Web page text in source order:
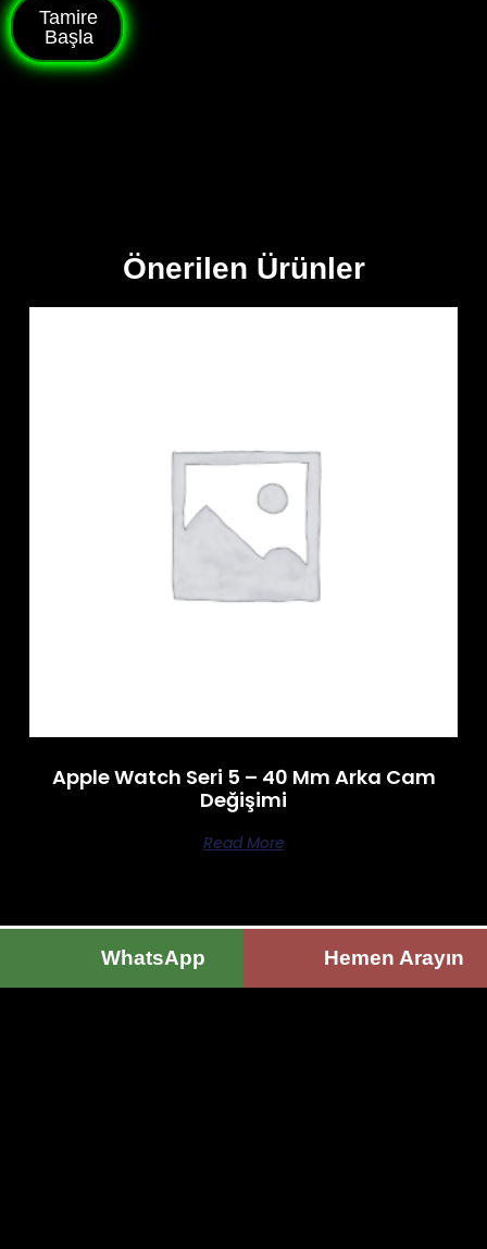
Tamire
Başla
Önerilen Ürünler
Apple Watch Seri 5 – 40 Mm Arka Cam
Değişimi
Read More
WhatsApp Hemen Arayın